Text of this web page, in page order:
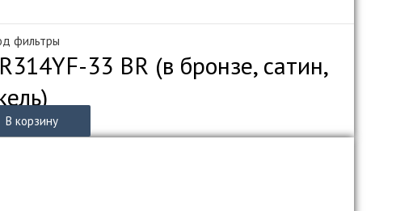
фильтры
33 BR (в бронзе, сатин,
В корзину